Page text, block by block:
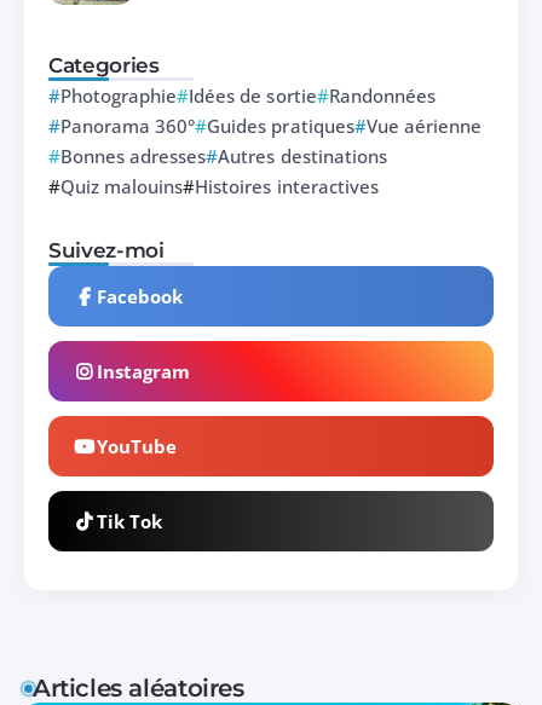
Categories
Photographie Idées de sortie Randonnées
Panorama 360° Guides pratiques Vue aérienne
Bonnes adresses Autres destinations
Quiz malouins Histoires interactives
Suivez-moi
Facebook
Instagram
YouTube
Tik Tok
Articles aléatoires